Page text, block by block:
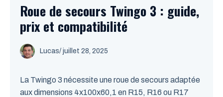
Roue de secours Twingo 3 : guide,
prix et compatibilité
Lucas/ juillet 28, 2025
La Twingo 3 nécessite une roue de secours adaptée
aux dimensions 4x100x60,1 en R15, R16 ou R17